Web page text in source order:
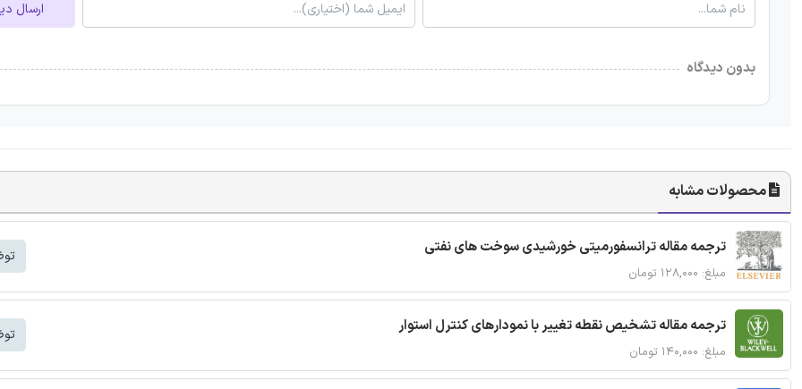
ارسال
بدون دیدگاه
محصولات مشابه
ترجمه مقاله ترانسفورمیتی خورشیدی سوخت های نفتی
مبلغ: ۱۲۸,۰۰۰ تومان
ترجمه مقاله تشخیص نقطه تغییر با نمودارهای کنترل استوار
مبلغ: ۱۴۰,۰۰۰ تومان